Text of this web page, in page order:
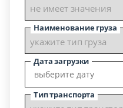
Наименование груза
Дата загрузки
Тип транспорта